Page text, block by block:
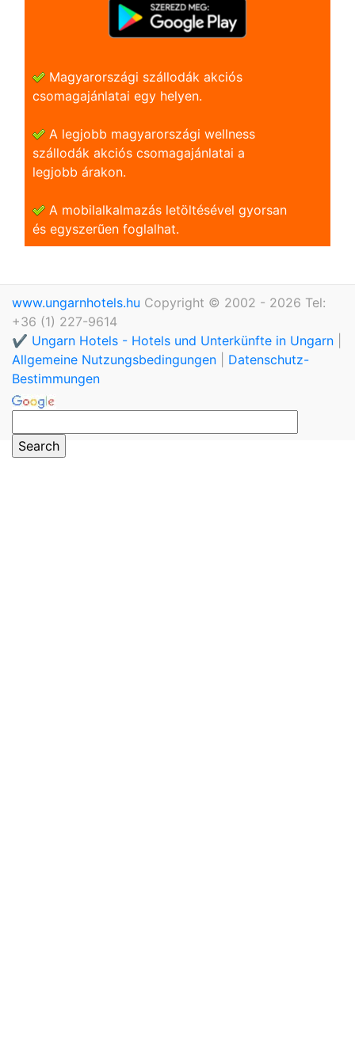
Magyarországi szállodák akciós
csomagajánlatai egy helyen.
A legjobb magyarországi wellness
szállodák akciós csomagajánlatai a
legjobb árakon.
A mobilalkalmazás letöltésével gyorsan
és egyszerũen foglalhat.
www.ungarnhotels.hu Copyright © 2002 - 2026 Tel:
+36 (1) 227-9614
✔️ Ungarn Hotels - Hotels und Unterkünfte in Ungarn
Allgemeine Nutzungsbedingungen
Datenschutz-
Bestimmungen